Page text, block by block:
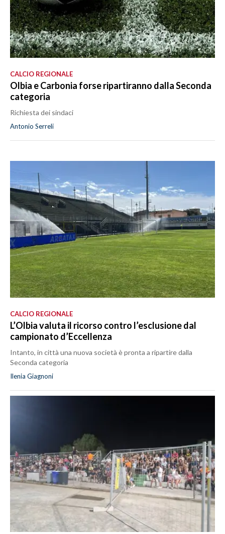
CALCIO REGIONALE
Olbia e Carbonia forse ripartiranno dalla Seconda
categoria
Richiesta dei sindaci
Antonio Serreli
CALCIO REGIONALE
L’Olbia valuta il ricorso contro l’esclusione dal
campionato d’Eccellenza
Intanto, in città una nuova società è pronta a ripartire dalla
Seconda categoria
Ilenia Giagnoni